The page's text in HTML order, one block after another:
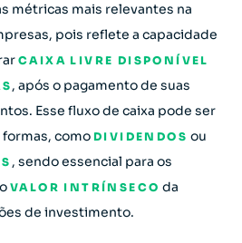
métricas mais relevantes na
pois reflete a capacidade
CAIXA LIVRE DISPONÍVEL
, após o pagamento de suas
Esse fluxo de caixa pode ser
como DIVIDENDOS ou
, sendo essencial para os
VALOR INTRÍNSECO da
de investimento.